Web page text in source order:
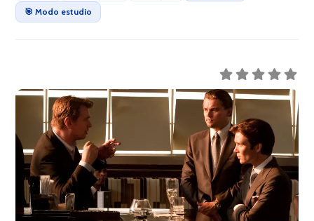
🎯 Modo estudio